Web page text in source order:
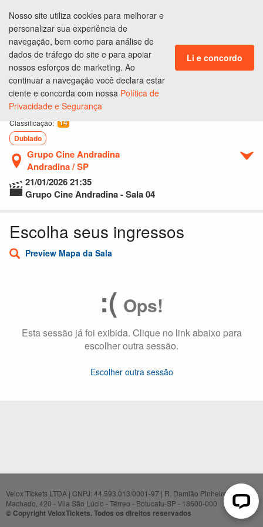
Ingressos Lugares Produtos
Anaconda
Classificação: 14
Dublado
Grupo Cine Andradina
Andradina / SP
21/01/202621:35
Grupo Cine Andradina - Sala 04
Escolha seus ingressos
Preview Mapa da Sala
:( Ops!
Esta sessão já foi exibida. Clique no link abaixo para
escolher outra sessão.
Escolher outra sessão
Velox Tickets LTDA | CNPJ: 44.593.013/0001-97 | R. Damião Pinheiro
Machado, 420 - Vila São Lúcio - Térreo - Botucatu-SP - 18600-000
© Copyright VeloxTickets. Todos os direitos reservados
Nosso site utiliza cookies para melhorar e
personalizar sua experiência de
navegação, bem como para análise de
dados de tráfego do site e para apoiar
nossos esforços de marketing. Ao
continuar a navegação você declara estar
ciente e concorda com nossa Política de
Privacidade e Segurança
Li e concordo